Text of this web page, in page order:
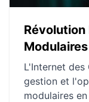
Modulaires
L'Internet des
gestion et
modulaires